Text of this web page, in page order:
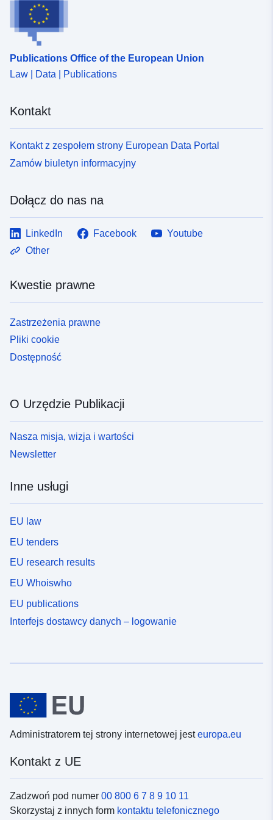
na ryzyko dla zatwierdzonych RPP.
Publications Office of the European Union
Law | Data | Publications
Kontakt
Kontakt z zespołem strony European Data Portal
Zamów biuletyn informacyjny
Dołącz do nas na
LinkedIn Facebook
Youtube
Other
Kwestie prawne
Zastrzeżenia prawne
Pliki cookie
Dostępność
O Urzędzie Publikacji
Nasza misja, wizja i wartości
Newsletter
Inne usługi
EU law
EU tenders
EU research results
EU Whoiswho
EU publications
Interfejs dostawcy danych – logowanie
Administratorem tej strony internetowej jesteuropa.eu
Kontakt z UE
Zadzwoń pod numer 00 800 6 7 8 9 10 11
Skorzystaj z innych form kontaktu telefonicznego